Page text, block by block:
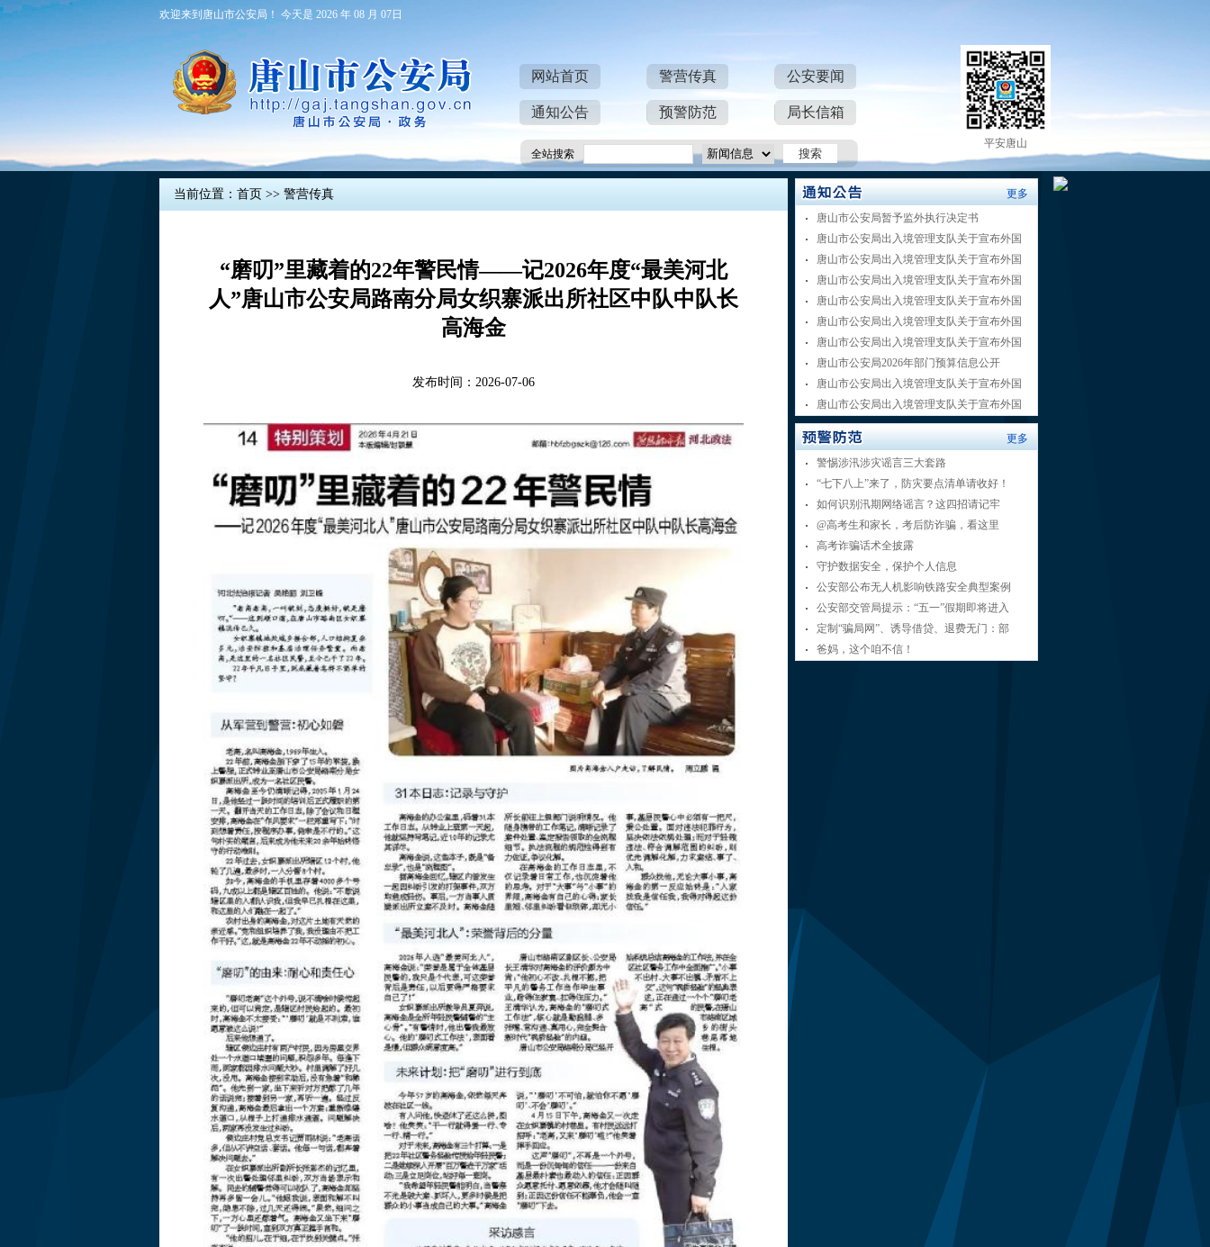
欢迎来到唐山市公安局！ 今天是 2026 年 08 月 07日
网站首页 警营传真 公安要闻
通知公告 预警防范 局长信箱
全站搜索
平安唐山
当前位置： 首页 >> 警营传真
“磨叨”里藏着的22年警民情——记2026年度“最美河北
人”唐山市公安局路南分局女织寨派出所社区中队中队长
高海金
发布时间：2026-07-06
更多
唐山市公安局暂予监外执行决定书
唐山市公安局出入境管理支队关于宣布外国
唐山市公安局出入境管理支队关于宣布外国
唐山市公安局出入境管理支队关于宣布外国
唐山市公安局出入境管理支队关于宣布外国
唐山市公安局出入境管理支队关于宣布外国
唐山市公安局出入境管理支队关于宣布外国
唐山市公安局2026年部门预算信息公开
唐山市公安局出入境管理支队关于宣布外国
唐山市公安局出入境管理支队关于宣布外国
更多
警惕涉汛涉灾谣言三大套路
“七下八上”来了，防灾要点清单请收好！
如何识别汛期网络谣言？这四招请记牢
@高考生和家长，考后防诈骗，看这里
高考诈骗话术全披露
守护数据安全，保护个人信息
公安部公布无人机影响铁路安全典型案例
公安部交管局提示：“五一”假期即将进入
定制“骗局网”、诱导借贷、退费无门：部
爸妈，这个咱不信！